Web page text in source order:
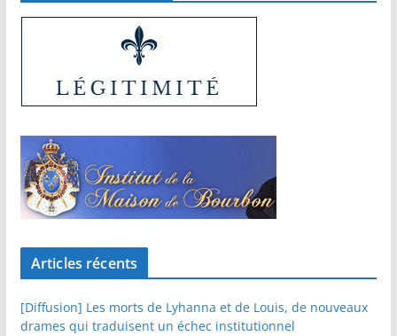
Articles récents
[Diffusion] Les morts de Lyhanna et de Louis, de nouveaux
drames qui traduisent un échec institutionnel